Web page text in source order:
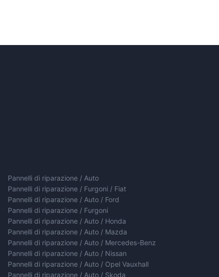
Pannelli di riparazione / Auto
Pannelli di riparazione / Furgoni / Fiat
Pannelli di riparazione / Auto / Ford
Pannelli di riparazione / Furgoni
Pannelli di riparazione / Auto / Honda
Pannelli di riparazione / Auto / Mazda
Pannelli di riparazione / Auto / Mercedes-Benz
Pannelli di riparazione / Auto / Nissan
Pannelli di riparazione / Auto / Opel Vauxhall
Pannelli di riparazione / Auto / Skoda